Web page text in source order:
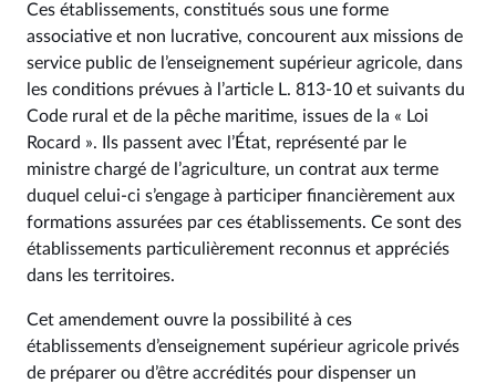
Ces établissements, constitués sous une forme
associative et non lucrative, concourent aux missions de
service public de l’enseignement supérieur agricole, dans
les conditions prévues à l’article L. 813‑10 et suivants du
Code rural et de la pêche maritime, issues de la « Loi
Rocard ». Ils passent avec l’État, représenté par le
ministre chargé de l’agriculture, un contrat aux terme
duquel celui-ci s’engage à participer financièrement aux
formations assurées par ces établissements. Ce sont des
établissements particulièrement reconnus et appréciés
dans les territoires.
Cet amendement ouvre la possibilité à ces
établissements d’enseignement supérieur agricole privés
de préparer ou d’être accrédités pour dispenser un